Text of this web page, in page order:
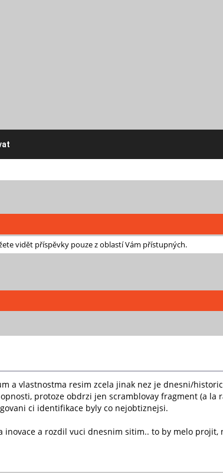
vidět příspěvky pouze z oblastí Vám přístupných.
a vlastnostma resim zcela jinak nez je dnesni/
protoze obdrzi jen scramblovay fragment (a la
ci identifikace byly co nejobtiznejsi.
a rozdil vuci dnesnim sitim.. to by melo projit,